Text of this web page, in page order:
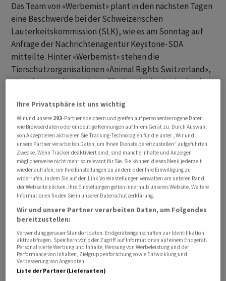
Das Team von «Werbemist» plant in den nächsten Tagen
eine Beschwerde bei der Schweizerischen
Lauterkeitskommission (SLK), wie es am Sonntag auf
Anfrage der Nachrichtenagentur Keystone-SDA
mitteilte. Hinter «Werbemist» stehen die
Tierschutzorganisationen «Animal Rights Switzerland»,
«Sentience», die «Stiftung für das Tier im Recht (TIR)
hatte zuerst darüber berichtet.
Die Behauptung «Immer aktuell: Tierwohl» aus der
Migros-Werbekampagne sei angesichts der
gravierenden Tierschutzprobleme der Tierwirtschaft
«zynisch». Die Organisationen verwiesen auf
schmerzhafte Brustbeinbrüche bei Legehennen oder
die CO2-Betäubung von Schweinen, die zu
Erstickungspanik führe.
Trotzdem kann die Migros die Labels «Tierwohl» oder
«tierfreundlich» zu Werbezwecken verwenden, denn
diese Begriffe seien rechtlich nicht geschützt, so
«Werbemist». In der Beschwerde gab die
Ihre Privatsphäre ist uns wichtig
Wir und unsere 293-Partner speichern und greifen auf personenbezogene Daten
wie Browserdaten oder eindeutige Kennungen auf Ihrem Gerät zu. Durch Auswahl
von Akzeptieren aktivieren Sie Tracking-Technologien für die unter „Wir und
unsere Partner verarbeiten Daten, um Ihnen Dienste bereitzustellen“ aufgeführten
Zwecke. Wenn Tracker deaktiviert sind, sind manche Inhalte und Anzeigen
möglicherweise nicht mehr so relevant für Sie. Sie können dieses Menü jederzeit
wieder aufrufen, um Ihre Einstellungen zu ändern oder Ihre Einwilligung zu
widerrufen, indem Sie auf den Link Voreinstellungen verwalten am unteren Rand
der Webseite klicken. Ihre Einstellungen gelten innerhalb unseres Website. Weitere
Informationen finden Sie in unserer Datenschutzerklärung.
Wir und unsere Partner verarbeiten Daten, um Folgendes
bereitzustellen:
Verwendung genauer Standortdaten. Endgeräteeigenschaften zur Identifikation
aktiv abfragen. Speichern von oder Zugriff auf Informationen auf einem Endgerät.
Personalisierte Werbung und Inhalte, Messung von Werbeleistung und der
Performance von Inhalten, Zielgruppenforschung sowie Entwicklung und
Verbesserung von Angeboten.
Liste der Partner (Lieferanten)